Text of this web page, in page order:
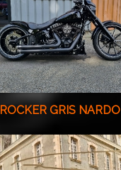
ROCKER GRIS NARDO